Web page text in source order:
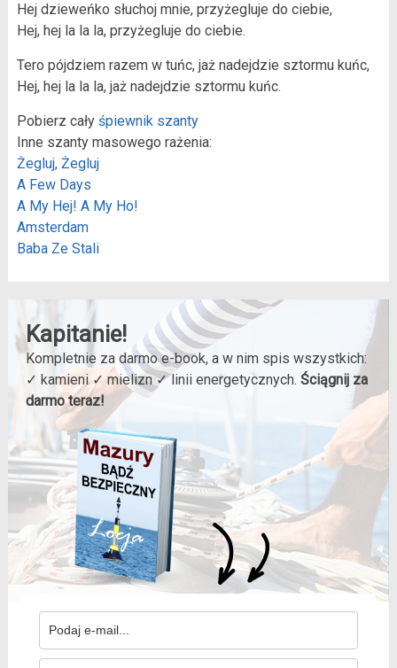
Hej dzieweńko słuchoj mnie, przyżegluje do ciebie,
Hej, hej la la la, przyżegluje do ciebie.
Tero pójdziem razem w tuńc, jaż nadejdzie sztormu kuńc,
Hej, hej la la la, jaż nadejdzie sztormu kuńc.
Pobierz cały śpiewnik szanty
Inne szanty masowego rażenia:
Żegluj, Żegluj
A Few Days
A My Hej! A My Ho!
Amsterdam
Baba Ze Stali
Kapitanie!
Kompletnie za darmo e-book, a w nim spis wszystkich:
✓ kamieni ✓ mielizn ✓ linii energetycznych.Ściągnij za
darmo teraz!